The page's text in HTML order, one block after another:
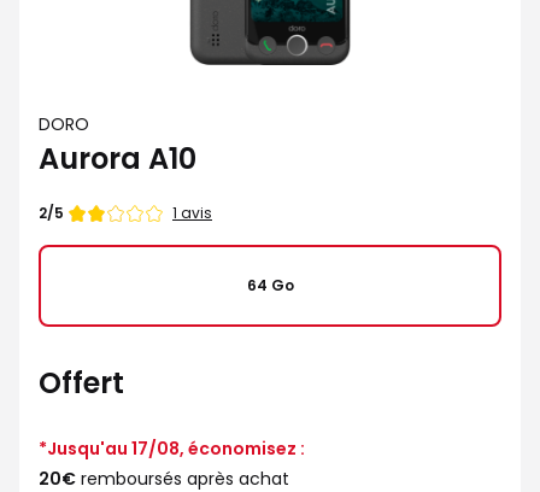
DORO
Aurora A10
2/5 Note
2
1 avis
64 Go
Offert
*Jusqu'au 17/08, économisez :
20€ remboursés après achat